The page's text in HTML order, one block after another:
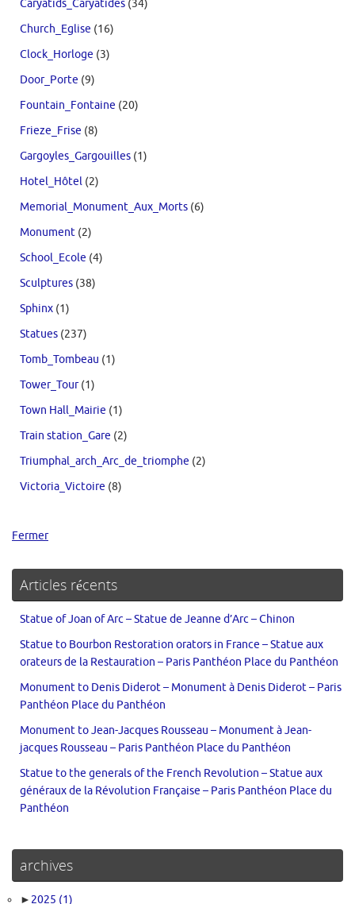
Caryatids_Caryatides (34)
Church_Eglise (16)
Clock_Horloge (3)
Door_Porte (9)
Fountain_Fontaine (20)
Frieze_Frise (8)
Gargoyles_Gargouilles (1)
Hotel_Hôtel (2)
Memorial_Monument_Aux_Morts (6)
Monument (2)
School_Ecole (4)
Sculptures (38)
Sphinx (1)
Statues (237)
Tomb_Tombeau (1)
Tower_Tour(1)
Town Hall_Mairie (1)
Train station_Gare (2)
Triumphal_arch_Arc_de_triomphe (2)
Victoria_Victoire (8)
Fermer
Articles récents
Statue of Joan of Arc – Statue de Jeanne d’Arc – Chinon
Statue to Bourbon Restoration orators in France – Statue aux
orateurs de la Restauration – Paris Panthéon Place du Panthéon
Monument to Denis Diderot – Monument à Denis Diderot – Paris
Panthéon Place du Panthéon
Monument to Jean-Jacques Rousseau – Monument à Jean-
jacques Rousseau – Paris Panthéon Place du Panthéon
Statue to the generals of the French Revolution – Statue aux
généraux de la Révolution Française – Paris Panthéon Place du
Panthéon
archives
► 2025 (1)